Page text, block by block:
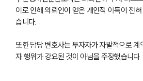
이로 인해 의뢰인이 얻은 개인적 이득이 전
습니다.
또한 담당 변호사는 투자자가 자발적으로 계
자 행위가 강요된 것이 아님을 주장했습니다.